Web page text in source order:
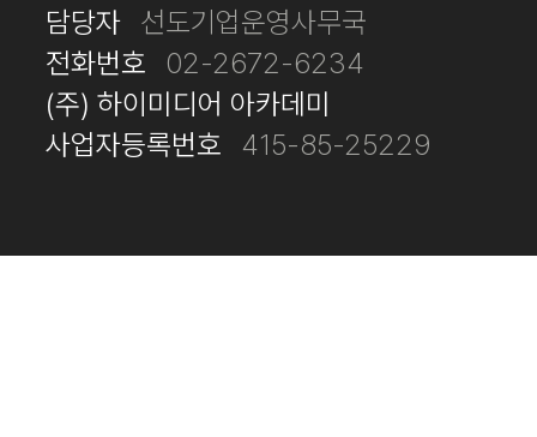
담당자 선도기업운영사무국
전화번호
02-2672-6234
(주) 하이미디어 아카데미
사업자등록번호
415-85-25229